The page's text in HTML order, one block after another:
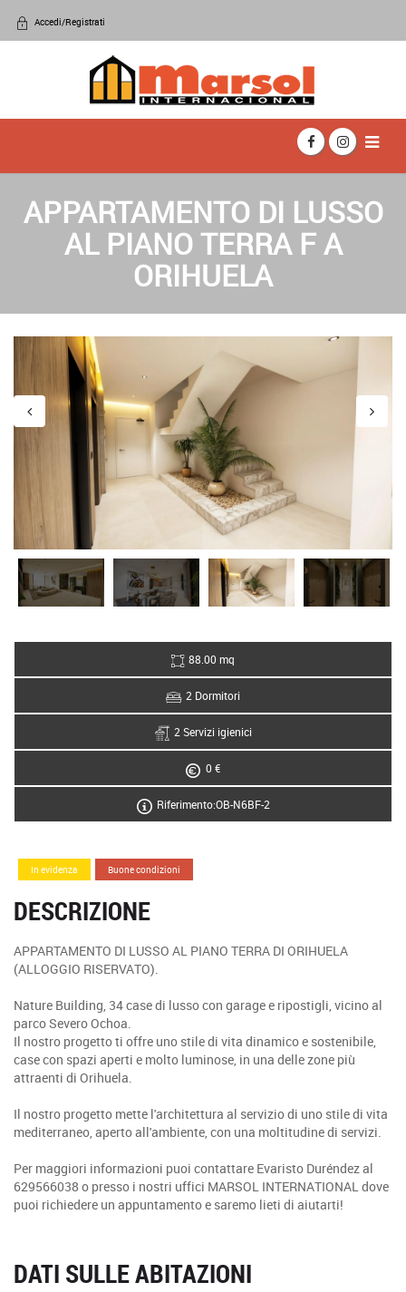
Accedi/Registrati
APPARTAMENTO DI LUSSO
AL PIANO TERRA F A
ORIHUELA
88.00 mq
2 Dormitori
2 Servizi igienici
0 €
Riferimento:OB-N6BF-2
In evidenza Buone condizioni
DESCRIZIONE
APPARTAMENTO DI LUSSO AL PIANO TERRA DI ORIHUELA
(ALLOGGIO RISERVATO).
Nature Building, 34 case di lusso con garage e ripostigli, vicino al
parco Severo Ochoa.
Il nostro progetto ti offre uno stile di vita dinamico e sostenibile,
case con spazi aperti e molto luminose, in una delle zone più
attraenti di Orihuela.
Il nostro progetto mette l'architettura al servizio di uno stile di vita
mediterraneo, aperto all'ambiente, con una moltitudine di servizi.
Per maggiori informazioni puoi contattare Evaristo Duréndez al
629566038 o presso i nostri uffici MARSOL INTERNATIONAL dove
puoi richiedere un appuntamento e saremo lieti di aiutarti!
DATI SULLE ABITAZIONI